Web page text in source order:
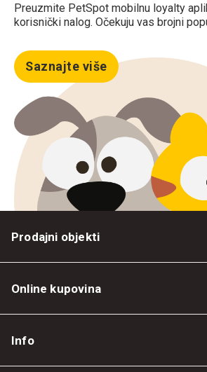
Preuzmite PetSpot mobilnu loyalty
korisnički nalog. Očekuju vas brojni
Saznajte više
Prodajni objekti
Online kupovina
Info